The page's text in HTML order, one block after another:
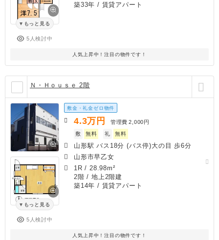
もっと見る
5人検討中
築33年 / 賃貸アパート
人気上昇中！注目の物件です！
Ｎ・Ｈｏｕｓｅ 2階
もっと見る
5人検討中
敷金・礼金ゼロ物件
4.3万円 管理費 2,000円
敷
無料 礼 無料
山形駅 バス18分 (バス停)大の目 歩6分
山形市早乙女
1R / 28.98m²
2階 / 地上2階建
築14年 / 賃貸アパート
人気上昇中！注目の物件です！